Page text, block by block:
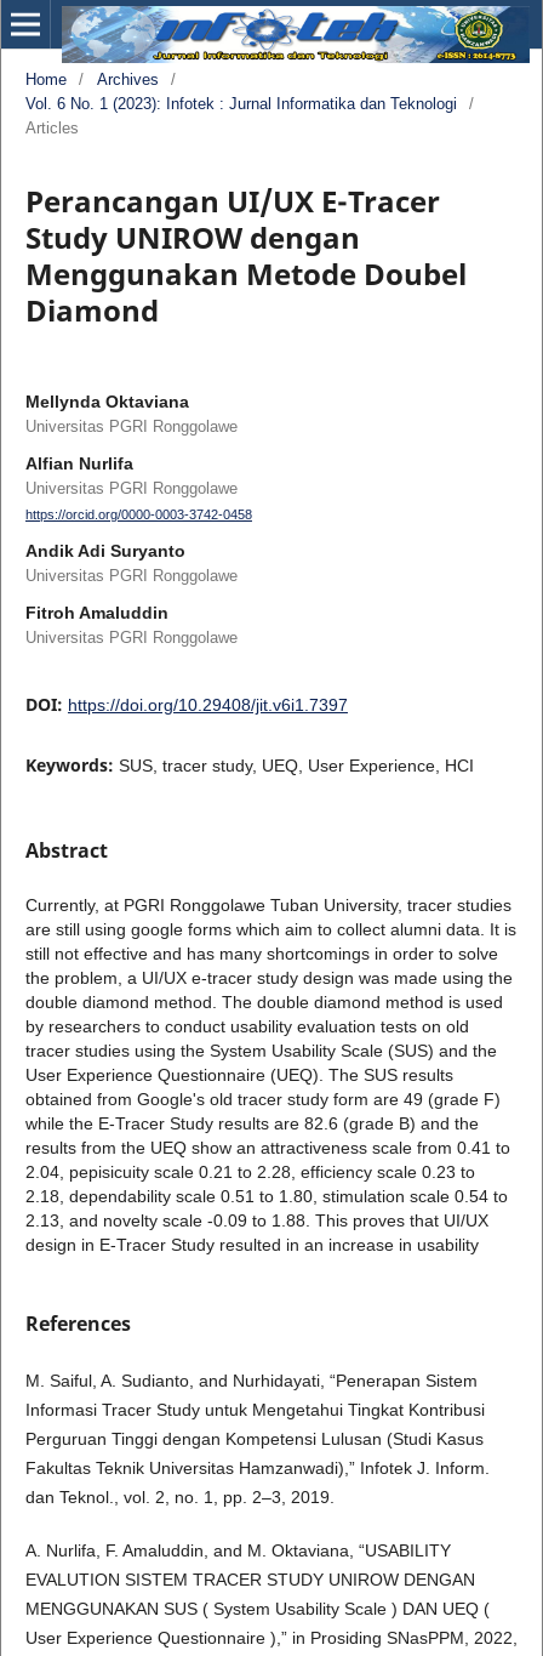
Home / Archives
/
Vol. 6 No. 1 (2023): Infotek : Jurnal Informatika dan Teknologi
/
Articles
Perancangan UI/UX E-Tracer
Study UNIROW dengan
Menggunakan Metode Doubel
Diamond
Mellynda Oktaviana
Universitas PGRI Ronggolawe
Alfian Nurlifa
Universitas PGRI Ronggolawe
https://orcid.org/0000-0003-3742-0458
Andik Adi Suryanto
Universitas PGRI Ronggolawe
Fitroh Amaluddin
Universitas PGRI Ronggolawe
DOI: https://doi.org/10.29408/jit.v6i1.7397
Keywords: SUS, tracer study, UEQ, User Experience, HCI
Abstract
Currently, at PGRI Ronggolawe Tuban University, tracer studies
are still using google forms which aim to collect alumni data. It is
still not effective and has many shortcomings in order to solve
the problem, a UI/UX e-tracer study design was made using the
double diamond method. The double diamond method is used
by researchers to conduct usability evaluation tests on old
tracer studies using the System Usability Scale (SUS) and the
User Experience Questionnaire (UEQ). The SUS results
obtained from Google's old tracer study form are 49 (grade F)
while the E-Tracer Study results are 82.6 (grade B) and the
results from the UEQ show an attractiveness scale from 0.41 to
2.04, pepisicuity scale 0.21 to 2.28, efficiency scale 0.23 to
2.18, dependability scale 0.51 to 1.80, stimulation scale 0.54 to
2.13, and novelty scale -0.09 to 1.88. This proves that UI/UX
design in E-Tracer Study resulted in an increase in usability
References
M. Saiful, A. Sudianto, and Nurhidayati, “Penerapan Sistem
Informasi Tracer Study untuk Mengetahui Tingkat Kontribusi
Perguruan Tinggi dengan Kompetensi Lulusan (Studi Kasus
Fakultas Teknik Universitas Hamzanwadi),” Infotek J. Inform.
dan Teknol., vol. 2, no. 1, pp. 2–3, 2019.
A. Nurlifa, F. Amaluddin, and M. Oktaviana, “USABILITY
EVALUTION SISTEM TRACER STUDY UNIROW DENGAN
MENGGUNAKAN SUS ( System Usability Scale ) DAN UEQ (
User Experience Questionnaire ),” in Prosiding SNasPPM, 2022,